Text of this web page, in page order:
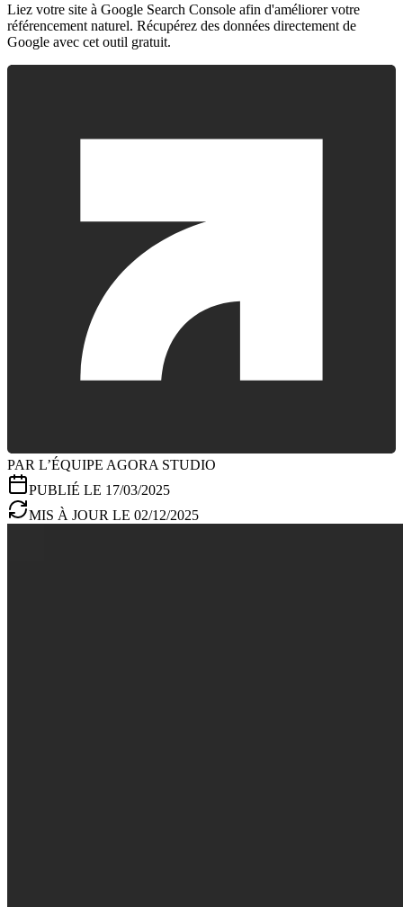
Liez votre site à Google Search Console afin d'améliorer votre
référencement naturel. Récupérez des données directement de
Google avec cet outil gratuit.
PAR L’ÉQUIPE AGORA STUDIO
PUBLIÉ LE 17/03/2025
MIS À JOUR LE 02/12/2025